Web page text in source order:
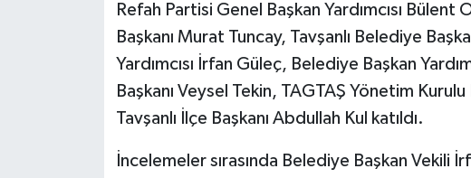
Refah Partisi Genel Başkan Yardımcısı Bülent
Başkanı Murat Tuncay, Tavşanlı Belediye
Yardımcısı İrfan Güleç, Belediye Başkan
Başkanı Veysel Tekin, TAGTAŞ Yönetim
Tavşanlı İlçe Başkanı Abdullah Kul katıldı.
İncelemeler sırasında Belediye Başkan Vekili